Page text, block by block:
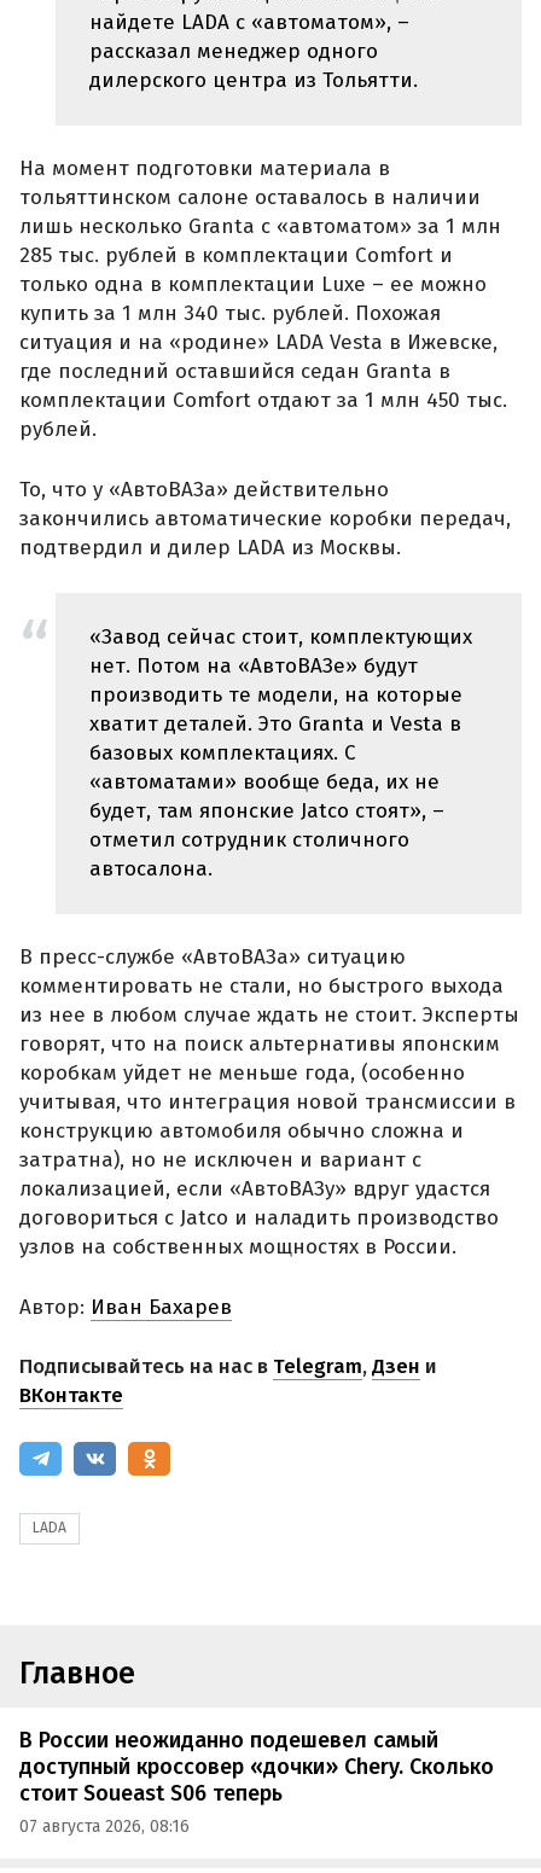
найдете LADA с «автоматом», –
рассказал менеджер одного
дилерского центра из Тольятти.
На момент подготовки материала в
тольяттинском салоне оставалось в наличии
лишь несколько Granta с «автоматом» за 1 млн
285 тыс. рублей в комплектации Comfort и
только одна в комплектации Luxe – ее можно
купить за 1 млн 340 тыс. рублей. Похожая
ситуация и на «родине» LADA Vesta в Ижевске,
где последний оставшийся седан Granta в
комплектации Comfort отдают за 1 млн 450 тыс.
рублей.
То, что у «АвтоВАЗа» действительно
закончились автоматические коробки передач,
подтвердил и дилер LADA из Москвы.
«Завод сейчас стоит, комплектующих
нет. Потом на «АвтоВАЗе» будут
производить те модели, на которые
хватит деталей. Это Granta и Vesta в
базовых комплектациях. С
«автоматами» вообще беда, их не
будет, там японские Jatco стоят», –
отметил сотрудник столичного
автосалона.
В пресс-службе «АвтоВАЗа» ситуацию
комментировать не стали, но быстрого выхода
из нее в любом случае ждать не стоит. Эксперты
говорят, что на поиск альтернативы японским
коробкам уйдет не меньше года, (особенно
учитывая, что интеграция новой трансмиссии в
конструкцию автомобиля обычно сложна и
затратна), но не исключен и вариант с
локализацией, если «АвтоВАЗу» вдруг удастся
договориться с Jatco и наладить производство
узлов на собственных мощностях в России.
Автор: Иван Бахарев
Подписывайтесь на нас в Telegram,Дзен и
ВКонтакте
LADA
Главное
В России неожиданно подешевел самый
доступный кроссовер «дочки» Chery. Сколько
стоит Soueast S06 теперь
07 августа 2026, 08:16